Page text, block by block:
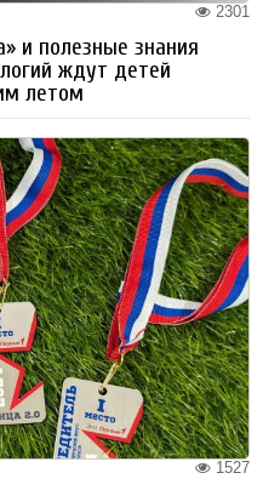
2301
и полезные знания
ждут детей
летом
1527